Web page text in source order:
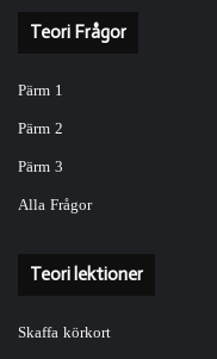
Teori Frågor
Pärm 1
Pärm 2
Pärm 3
Alla Frågor
Teori lektioner
Skaffa körkort